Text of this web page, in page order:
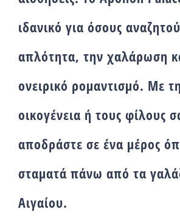
ιδανικό για όσους
απλότητα, την χαλάρωση
ονειρικό ρομαντισμό. Με
οικογένεια ή τους φίλους
αποδράστε σε ένα μέρος
σταματά πάνω από τα
Αιγαίου.